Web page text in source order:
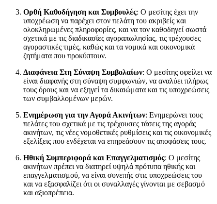
Ορθή Καθοδήγηση και Συμβουλές: Ο μεσίτης έχει την
υποχρέωση να παρέχει στον πελάτη του ακριβείς και
ολοκληρωμένες πληροφορίες, και να τον καθοδηγεί σωστά
σχετικά με τις διαδικασίες αγοραπωλησίας, τις τρέχουσες
αγοραστικές τιμές, καθώς και τα νομικά και οικονομικά
ζητήματα που προκύπτουν.
Διαφάνεια Στη Σύναψη Συμβολαίων: Ο μεσίτης οφείλει να
είναι διαφανής στη σύναψη συμφωνιών, να αναλύει πλήρως
τους όρους και να εξηγεί τα δικαιώματα και τις υποχρεώσεις
των συμβαλλομένων μερών.
Ενημέρωση για την Αγορά Ακινήτων: Ενημερώνει τους
πελάτες του σχετικά με τις τρέχουσες τάσεις της αγοράς
ακινήτων, τις νέες νομοθετικές ρυθμίσεις και τις οικονομικές
εξελίξεις που ενδέχεται να επηρεάσουν τις αποφάσεις τους.
Ηθική Συμπεριφορά και Επαγγελματισμός: Ο μεσίτης
ακινήτων πρέπει να διατηρεί υψηλά πρότυπα ηθικής και
επαγγελματισμού, να είναι συνεπής στις υποχρεώσεις του
και να εξασφαλίζει ότι οι συναλλαγές γίνονται με σεβασμό
και αξιοπρέπεια.